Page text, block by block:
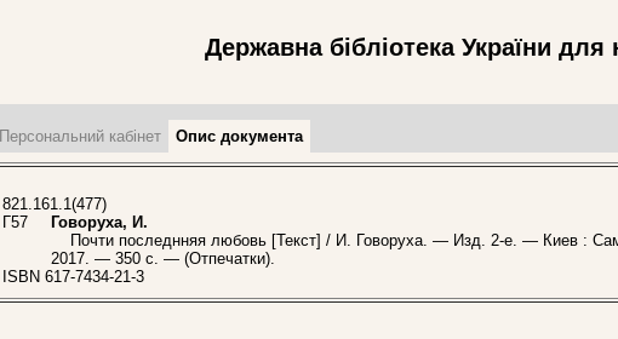
Державна бібліотека України
Персональний кабінет Опис документа
821.161.1(477)
Г57
Говоруха, И.
Почти последнняя любовь [Текст] / И. Говоруха. — Изд. 2-е. — Киев :
2017. — 350 с. — (Отпечатки).
ISBN 617-7434-21-3